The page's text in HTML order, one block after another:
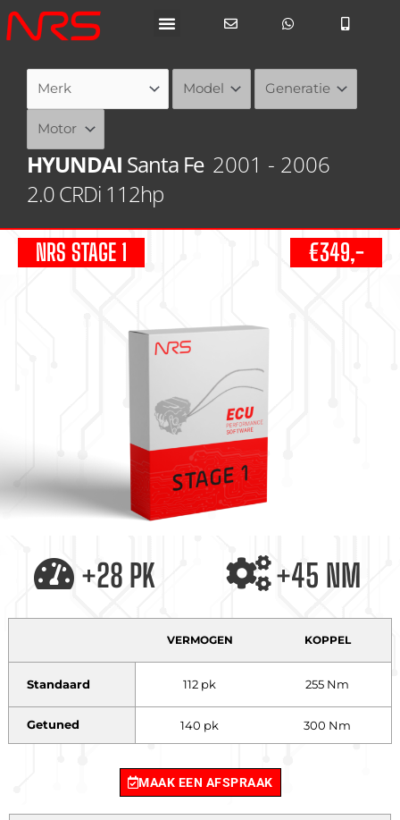
Ga
naar
HYUNDAI Santa Fe 2001 - 2006
2.0 CRDi 112hp
NRS STAGE 1 €349,-
+28 PK +45 NM
VERMOGEN KOPPEL
Standaard 112 pk 255 Nm
Getuned 140 pk 300 Nm
MAAK EEN AFSPRAAK